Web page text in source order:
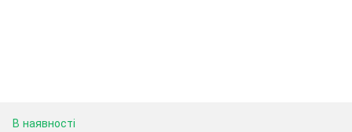
В наявності